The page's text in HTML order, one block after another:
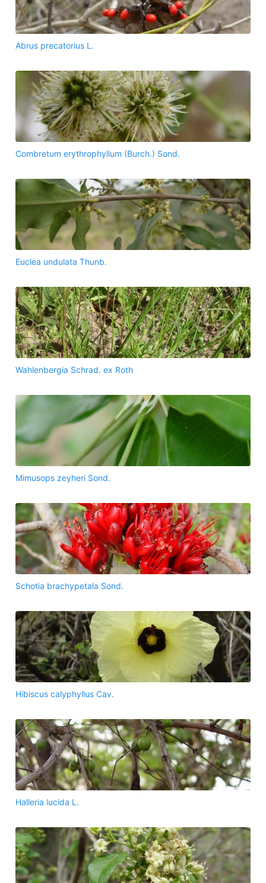
Abrus precatorius L.
Combretum erythrophyllum (Burch.) Sond.
Euclea undulata Thunb.
Wahlenbergia Schrad. ex Roth
Mimusops zeyheri Sond.
Schotia brachypetala Sond.
Hibiscus calyphyllus Cav.
Halleria lucida L.